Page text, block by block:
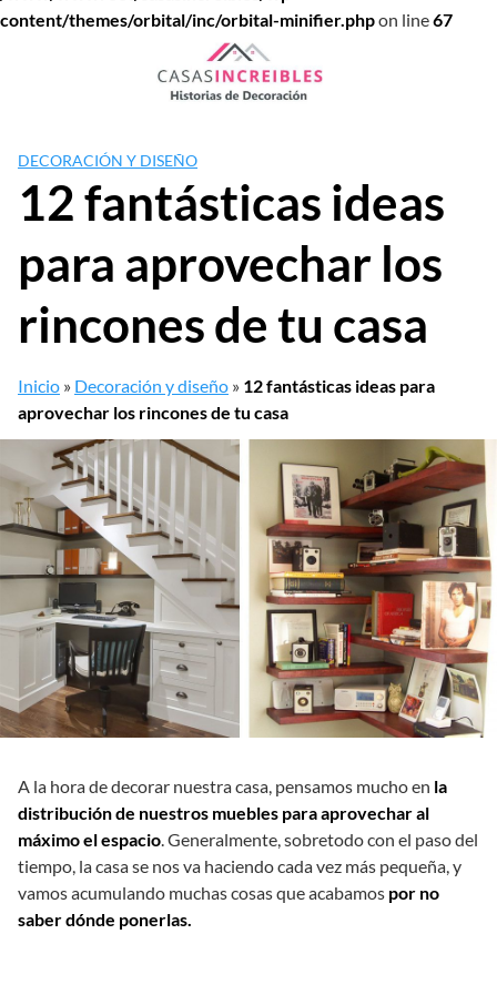
content/themes/orbital/inc/orbital-minifier.phpon line67
DECORACIÓN Y DISEÑO
12 fantásticas ideas
para aprovechar los
rincones de tu casa
Inicio » Decoración y diseño » 12 fantásticas ideas para
aprovechar los rincones de tu casa
A la hora de decorar nuestra casa, pensamos mucho en la
distribución de nuestros muebles para aprovechar al
máximo el espacio. Generalmente, sobretodo con el paso del
tiempo, la casa se nos va haciendo cada vez más pequeña, y
vamos acumulando muchas cosas que acabamos por no
saber dónde ponerlas.